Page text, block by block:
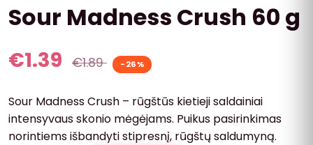
Sour Madness Crush 60 g
€1.39 €1.89 -26%
Sour Madness Crush – rūgštūs kietieji saldainiai
intensyvaus skonio mėgėjams. Puikus pasirinkimas
norintiems išbandyti stipresnį, rūgštų saldumyną.